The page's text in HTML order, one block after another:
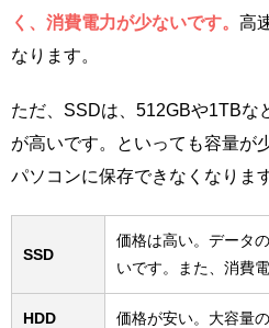
く、消費電力が少ないです。 高
なります。
ただ、SSDは、512GBや1TBな
が高いです。といっても容量が
パソコンに保存できなくなります
SSD
価格は高い。データ
いです。また、消費
HDD 価格が安い。大容量